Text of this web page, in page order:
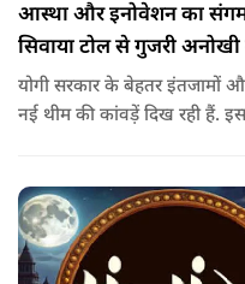
आस्था और इनोवेशन का
सिवाया टोल से गुजरी
योगी सरकार के बेहतर इंतजामों
नई थीम की कांवड़ें दिख रही हैं.